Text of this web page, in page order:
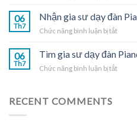
Piano
TPHCM
gia
sư
dạy
Piano
gia
06
Th7
Nhận gia sư dạy đàn
Chức năng bình luận bị tắtở
gia
sư
dạy
06
Th7
Tìm gia sư dạy đàn
Chức năng bình luận bị tắtở
RECENT COMMENTS